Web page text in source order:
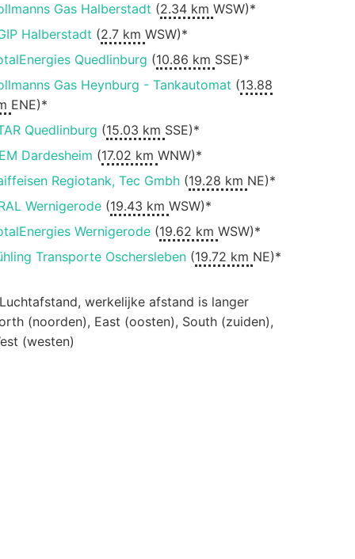
Gas Halberstadt (2.34 km WSW)*
Halberstadt (2.7 km WSW)*
Quedlinburg (10.86 km SSE)*
Gas Heynburg - Tankautomat (13.88
ENE)*
Quedlinburg (15.03 km SSE)*
Dardesheim (17.02 km WNW)*
Regiotank, Tec Gmbh(19.28 km NE)*
Wernigerode(19.43 km WSW)*
Wernigerode(19.62 km WSW)*
Transporte Oschersleben(19.72 km NE)*
werkelijke afstand is langer
(noorden), East (oosten), South (zuiden),
(westen)